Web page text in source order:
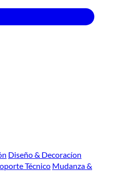
Diseño & Decoracíon
Técnico Mudanza &